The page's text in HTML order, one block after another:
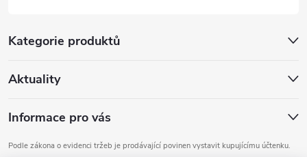
Kategorie produktů
Aktuality
Informace pro vás
Podle zákona o evidenci tržeb je prodávající povinen vystavit kupujícímu účtenku.